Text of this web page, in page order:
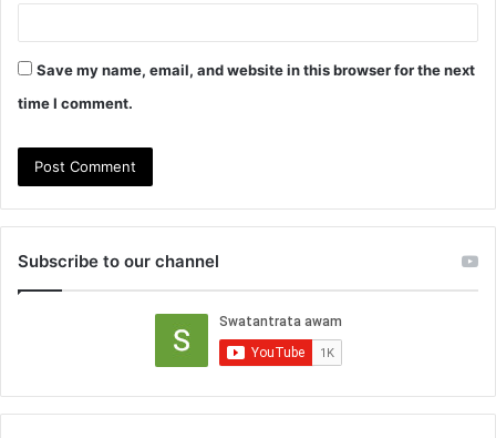
Save my name, email, and website in this browser for the next
time I comment.
Subscribe to our channel